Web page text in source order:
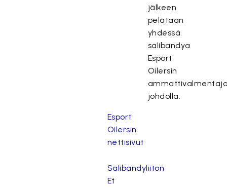
jälkeen
pelataan
yhdessä
salibandya
Esport
Oilersin
johdolla.
Esport
Oilersin
nettisivut
Salibandyliiton
Et